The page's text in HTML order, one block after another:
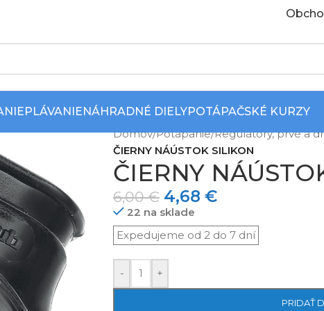
PLÁVANIENÁHRADNÉ DIELYPOTÁPAČSKÉ KURZY
Domov/Potápanie/Regulátory, prvé a
ČIERNY NÁÚSTOK SILIKON
ČIERNY
6,00€ 4,68 €
22 na sklade
- +
PRIDAŤ